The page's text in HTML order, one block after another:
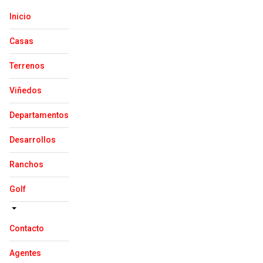
Inicio
Casas
Terrenos
Viñedos
Departamentos
Desarrollos
Ranchos
Golf
Contacto
Agentes